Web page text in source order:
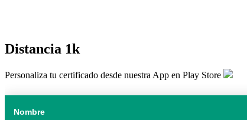
Distancia 1k
Personaliza tu certificado desde nuestra App en Play Store
Nombre